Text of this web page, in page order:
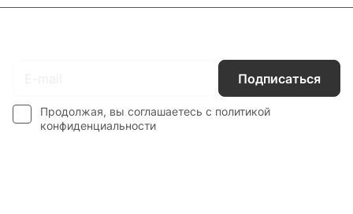
Подписаться
Продолжая, вы соглашаетесь с политикой
конфиденциальности